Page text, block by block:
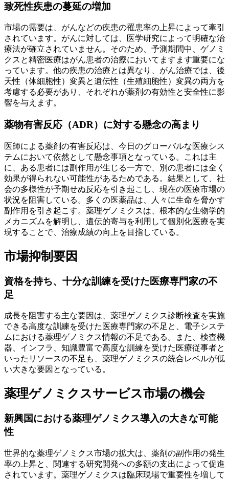
致死性疾患の蔓延の増加
市場の需要は、がんなどの疾患の罹患率の上昇によって牽引
されています。がんに対しては、医学研究によって明確な治
療法が確立されていません。そのため、予測期間中、ゲノミ
クスと精密医療はがん患者の治療においてますます重要にな
っています。他の疾患の治療とは異なり、がん治療では、後
天性（体細胞性）変異と遺伝性（生殖細胞性）変異の両方を
考慮する必要があり、それぞれが薬剤の有効性と安全性に影
響を与えます。
薬物有害反応（ADR）に対する懸念の高まり
医師による薬剤の有害反応は、今日のグローバルな医療シス
テムにおいて依然として懸念事項となっている。これは主
に、ある患者には副作用が生じる一方で、別の患者には全く
効果が得られない可能性があるためである。結果として、社
会の多様性が予期せぬ反応を引き起こし、現在の医療市場の
状況を阻害している。多くの医薬品は、人々に生命を脅かす
副作用を引き起こす。薬理ゲノミクスは、根本的な生物学的
メカニズムを解明し、遺伝的寄与を利用して個別化医療を実
現することで、治療成績の向上を目指している。
市場抑制要因
資格を持ち、十分な訓練を受けた医療専門家の不
足
成長を阻害する主な要因は、薬理ゲノミクス診断検査を実施
できる高度な訓練を受けた医療専門家の不足と、電子システ
ムにおける薬理ゲノミクス情報の不足である。また、検査機
器、インフラ、知識豊富で高度な訓練を受けた医療従事者と
いったリソースの不足も、薬理ゲノミクスの統合レベルが低
い大きな要因となっている。
薬理ゲノミクスサービス市場の機会
新興国における薬理ゲノミクス導入の大きな可能
性
世界的な薬理ゲノミクス市場の拡大は、薬剤の副作用の発生
率の上昇と、関連する研究開発への多額の支出によって促進
されています。薬理ゲノミクスは臨床現場で重要性を増して